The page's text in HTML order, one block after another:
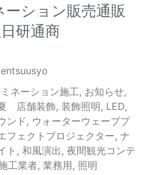
ション販売通販
研通商
ネーション施工, お知らせ,
店舗装飾, 装飾照明, LED,
ンド, ウォーターウェーブプ
フェクトプロジェクター, ナ
ト , 和風演出, 夜間観光コンテ
工業者, 業務用, 照明